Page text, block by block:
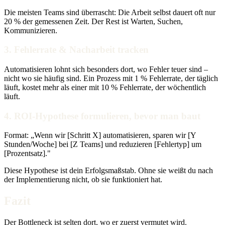
Die meisten Teams sind überrascht: Die Arbeit selbst dauert oft nur
20 % der gemessenen Zeit. Der Rest ist Warten, Suchen,
Kommunizieren.
Automatisieren lohnt sich besonders dort, wo Fehler teuer sind –
nicht wo sie häufig sind. Ein Prozess mit 1 % Fehlerrate, der täglich
läuft, kostet mehr als einer mit 10 % Fehlerrate, der wöchentlich
läuft.
Format: „Wenn wir [Schritt X] automatisieren, sparen wir [Y
Stunden/Woche] bei [Z Teams] und reduzieren [Fehlertyp] um
[Prozentsatz]."
Diese Hypothese ist dein Erfolgsmaßstab. Ohne sie weißt du nach
der Implementierung nicht, ob sie funktioniert hat.
Der Bottleneck ist selten dort, wo er zuerst vermutet wird.